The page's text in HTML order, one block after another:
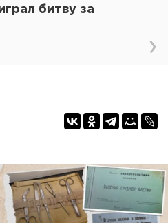
битву за